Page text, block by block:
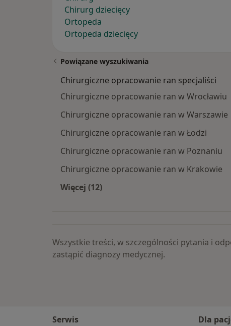
Chirurg dziecięcy
Ortopeda
Ortopeda dziecięcy
Powiązane wyszukiwania
Chirurgiczne opracowanie ran specjaliści
Chirurgiczne opracowanie ran w Wrocławiu
Chirurgiczne opracowanie ran w Warszawie
Chirurgiczne opracowanie ran w Łodzi
Chirurgiczne opracowanie ran w Poznaniu
Chirurgiczne opracowanie ran w Krakowie
Więcej (12)
Wszystkie treści, w szczególności pytania i
zastąpić diagnozy medycznej.
Serwis
Dla